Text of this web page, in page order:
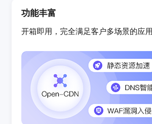
功能丰富
开箱即用，完全满足客户多场景的应用